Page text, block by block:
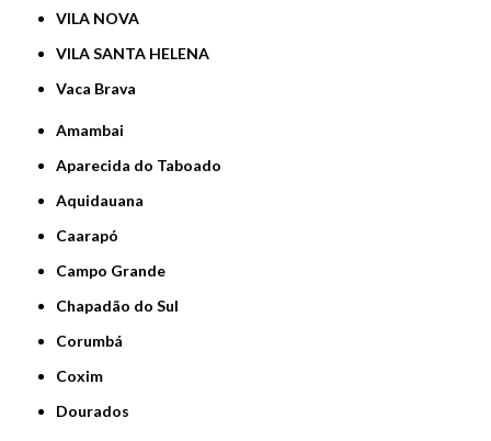
VILA NOVA
VILA SANTA HELENA
Vaca Brava
Amambai
Aparecida do Taboado
Aquidauana
Caarapó
Campo Grande
Chapadão do Sul
Corumbá
Coxim
Dourados